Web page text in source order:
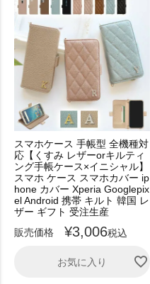
スマホケース 手帳型 全機種対
応【くすみ レザーorキルティ
ング手帳ケース×イニシャル】
スマホ ケース スマホカバー ip
hone カバー Xperia Googlepix
el Android 携帯 キルト 韓国 レ
ザー ギフト 受注生産
販売価格
¥3,006税込
お気に入り